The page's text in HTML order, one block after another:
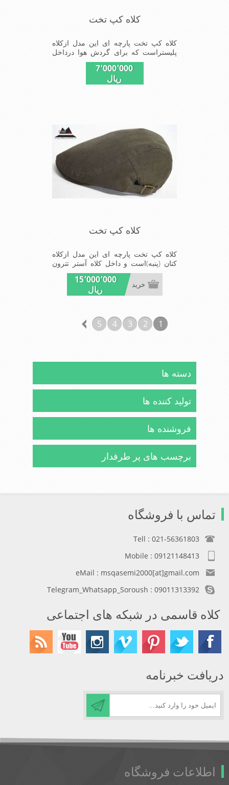
کلاه کپ تخت
کلاه کپ تخت پارچه ای این مدل ازکلاه
پلیستراست که برای گردش هوا درداخل
کلاه در دوخت آن ازپارچه طوری شکل
استفاده شده تادرهوای تابستان احساس
گرمای کمی شودشیک ومناسب افراد
7٬000٬000
ریال
کلاه کپ تخت
کلاه کپ تخت پارچه ای این مدل ازکلاه
کتان (پنبه)است و داخل کلاه آستر تترون
مشکی دوخته شده این مدل کلاه
درسایزهای-58-59-60قابل استفاده است
برای هر آب و هوایی ایده‌آل است چه به
داخل و خارج از منزل است.شیک و
مناسب افراد خوش پوش جنس عالی
15٬000٬000
ریال
خرید
1
2
3
4
5
دسته ها
تولید کننده ها
فروشنده ها
برچسب های پر طرفدار
تماس با فروشگاه
Tell : 021-56361803
Mobile : 09121148413
eMail : msqasemi2000[at]gmail.com
Telegram_Whatsapp_Soroush : 09011313392
کلاه قاسمی در شبکه های اجتماعی
دریافت خبرنامه
اطلاعات فروشگاه